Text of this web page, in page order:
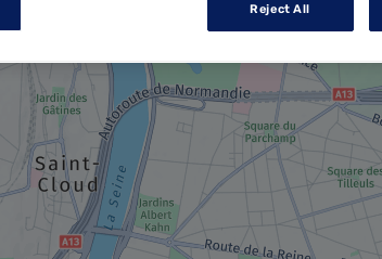
Reject All